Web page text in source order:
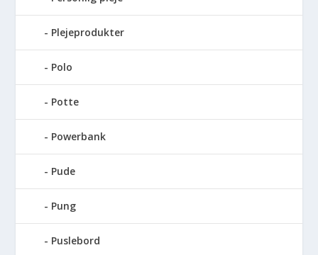
Plejeprodukter
Polo
Potte
Powerbank
Pude
Pung
Puslebord